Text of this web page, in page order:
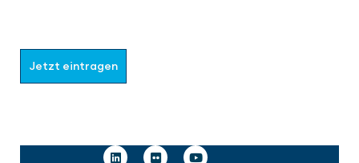
Jetzt eintragen